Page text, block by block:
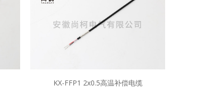
KX-FFP1 2x0.5高温补偿电缆